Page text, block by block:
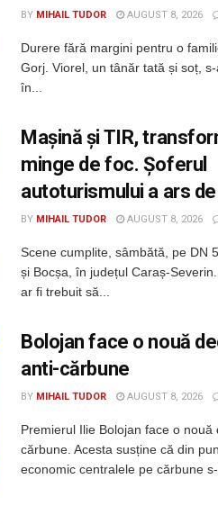
BY MIHAIL TUDOR AUGUST 8, 2026
Durere fără margini pentru o
Gorj. Viorel, un tânăr tată și soț,
în...
Mașină și TIR,
minge de foc. Șoferul
autoturismului a ars
BY MIHAIL TUDOR AUGUST 8, 2026
Scene cumplite, sâmbătă, pe DN
și Bocșa, în județul Caraș-
ar fi trebuit să...
Bolojan face o nouă
anti-cărbune
BY MIHAIL TUDOR AUGUST 8, 2026
Premierul Ilie Bolojan face o nouă
cărbune. Acesta susține că din
economic centralele pe cărbune